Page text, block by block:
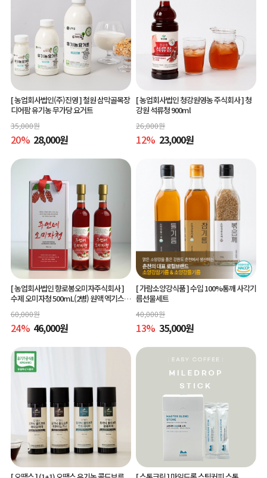
[ 농업회사법인(주)진영 ]철원 삼막골목장
디어팜 유기농 무가당 요거트
35,000원
20% 28,000원
[ 농업회사법인 청강원영농 주식회사 ]청
강원 석류청 900ml
26,000원
12% 23,000원
[ 농업회사법인 향로봉오미자주식회사 ]
수제 오미자청 500mL(2병) 원액 엑기스l
[주연네 오미자]
60,000원
24% 46,000원
[ 가람소양강식품 ]수입 100%통깨 사각기
름선물세트
40,000원
13% 35,000원